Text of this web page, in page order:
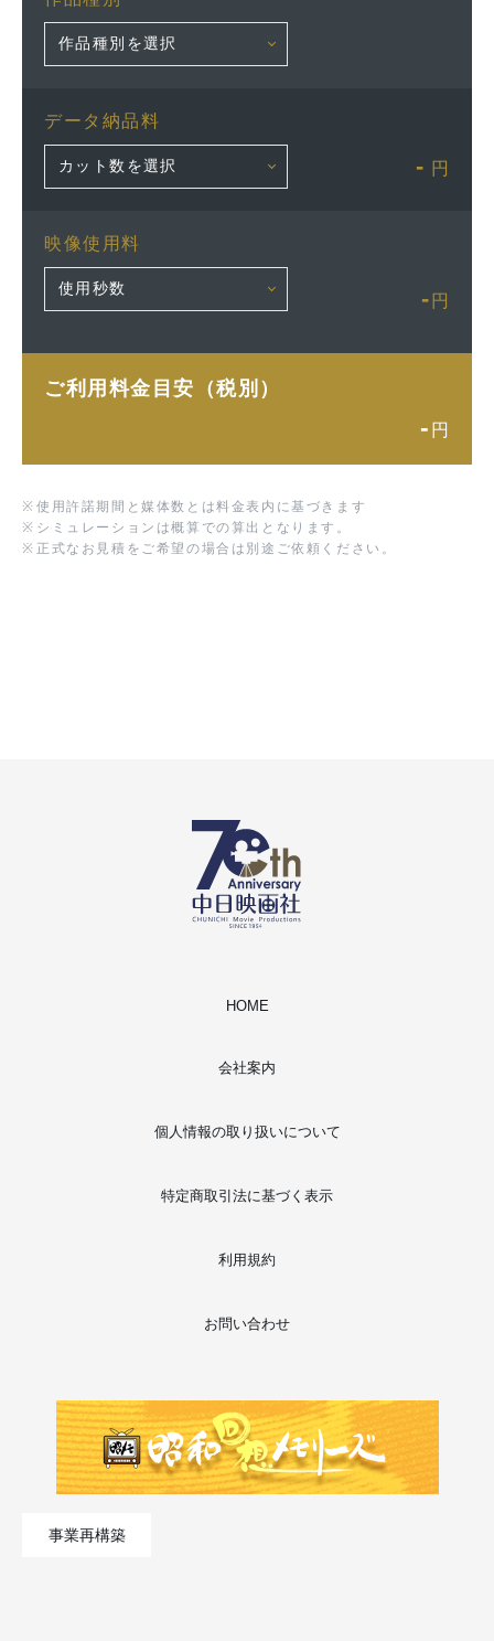
データ納品料
- 円
映像使用料
- 円
ご利用料金目安（税別）
- 円
※ 使用許諾期間と媒体数とは料金表内に基づきます
※ シミュレーションは概算での算出となります。
※ 正式なお見積をご希望の場合は別途ご依頼ください。
HOME
会社案内
個人情報の取り扱いについて
特定商取引法に基づく表示
利用規約
お問い合わせ
事業再構築